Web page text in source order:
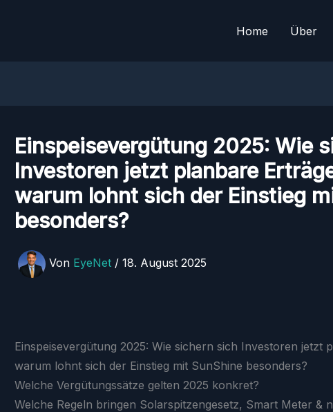
Home Über
Einspeisevergütung 2025: Wie
Investoren jetzt planbare
warum lohnt sich der Einstieg
besonders?
Von EyeNet / 18. August 2025
Einspeisevergütung 2025: Wie sichern sich Investoren jetzt
warum lohnt sich der Einstieg mit SunShine besonders?
Welche Vergütungssätze gelten 2025 konkret?
Welche Regeln bringen Solarspitzengesetz, Smart Meter &